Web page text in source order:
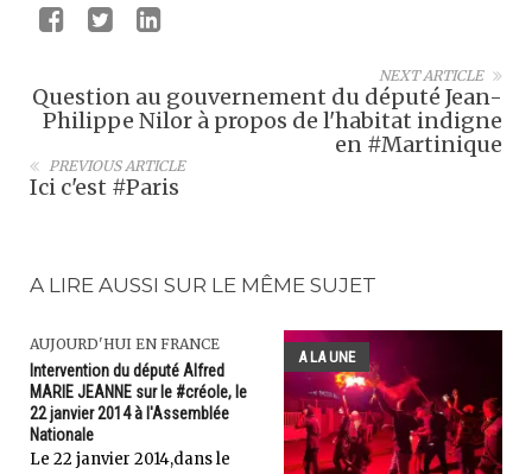
NEXT ARTICLE
Question au gouvernement du député Jean-
Philippe Nilor à propos de l'habitat indigne
en #Martinique
PREVIOUS ARTICLE
Ici c'est #Paris
A LIRE AUSSI SUR LE MÊME SUJET
AUJOURD'HUI EN FRANCE
Intervention du député Alfred
MARIE JEANNE sur le #créole, le
22 janvier 2014 à l'Assemblée
Nationale
Le 22 janvier 2014,dans le
A LA UNE